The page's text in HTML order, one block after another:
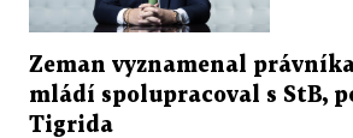
Zeman vyznamenal
mládí spolupracoval s StB,
Tigrida